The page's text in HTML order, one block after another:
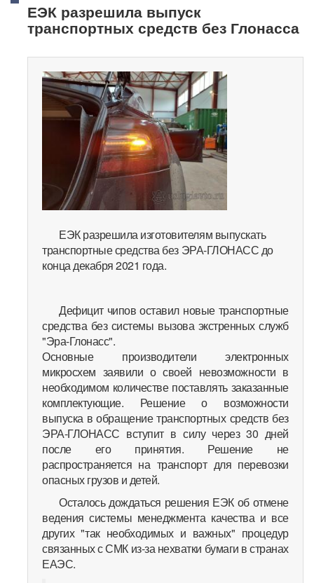
ЕЭК разрешила выпуск
транспортных средств без Глонасса
ЕЭК разрешила изготовителям выпускать
транспортные средства без ЭРА-ГЛОНАСС до
конца декабря 2021 года.
Дефицит чипов оставил новые транспортные
средства без системы вызова экстренных служб
"Эра-Глонасс".
Основные производители электронных
микросхем заявили о своей невозможности в
необходимом количестве поставлять заказанные
комплектующие. Решение о возможности
выпуска в обращение транспортных средств без
ЭРА-ГЛОНАСС вступит в силу через 30 дней
после его принятия. Решение не
распространяется на транспорт для перевозки
опасных грузов и детей.
Осталось дождаться решения ЕЭК об отмене
ведения системы менеджмента качества и все
других "так необходимых и важных" процедур
связанных с СМК из-за нехватки бумаги в странах
ЕАЭС.